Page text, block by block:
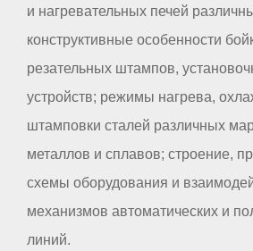
и нагревательных печей
конструктивные особенности
резательных штампов,
устройств; режимы нагрева,
штамповки сталей различных
металлов и сплавов; строение,
схемы оборудования и
механизмов автоматических и
линий.